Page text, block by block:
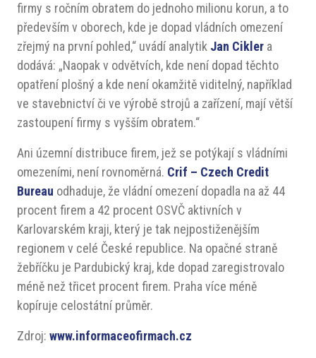
firmy s ročním obratem do jednoho milionu korun, a to
především v oborech, kde je dopad vládních omezení
zřejmý na první pohled,“ uvádí analytik Jan Cikler a
dodává: „Naopak v odvětvích, kde není dopad těchto
opatření plošný a kde není okamžitě viditelný, například
ve stavebnictví či ve výrobě strojů a zařízení, mají větší
zastoupení firmy s vyšším obratem.“
Ani územní distribuce firem, jež se potýkají s vládními
omezeními, není rovnoměrná. Crif – Czech Credit
Bureau odhaduje, že vládní omezení dopadla na až 44
procent firem a 42 procent OSVČ aktivních v
Karlovarském kraji, který je tak nejpostiženějším
regionem v celé České republice. Na opačné straně
žebříčku je Pardubický kraj, kde dopad zaregistrovalo
méně než třicet procent firem. Praha více méně
kopíruje celostátní průměr.
Zdroj: www.informaceofirmach.cz